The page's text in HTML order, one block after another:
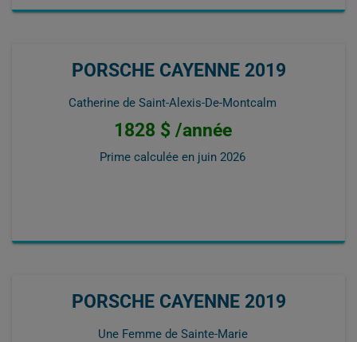
PORSCHE CAYENNE 2019
Catherine de Saint-Alexis-De-Montcalm
1828 $ /année
Prime calculée en juin 2026
PORSCHE CAYENNE 2019
Une Femme de Sainte-Marie